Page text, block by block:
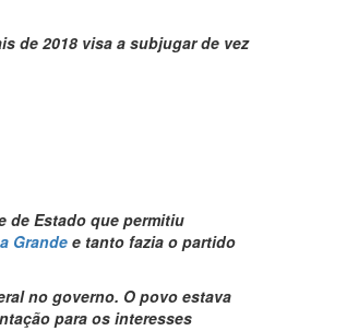
de 2018 visa a subjugar de vez
de Estado que permitiu
Grandee tanto fazia o partido
no governo. O povo estava
para os interesses